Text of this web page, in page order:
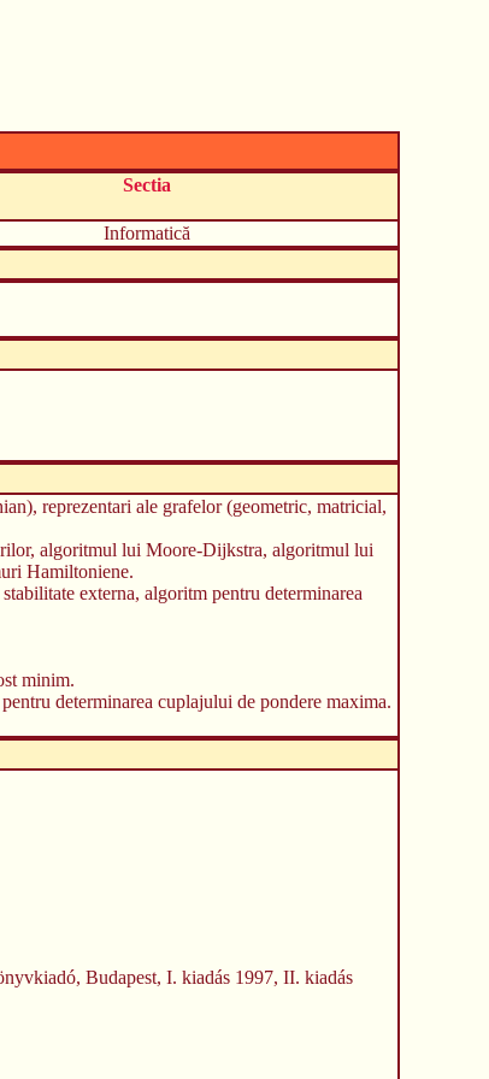
Sectia
Informatică
reprezentari ale grafelor (geometric, matricial,
algoritmul lui Moore-Dijkstra, algoritmul lui
Hamiltoniene.
externa, algoritm pentru determinarea
minim.
determinarea cuplajului de pondere maxima.
Budapest, I. kiadás 1997, II. kiadás